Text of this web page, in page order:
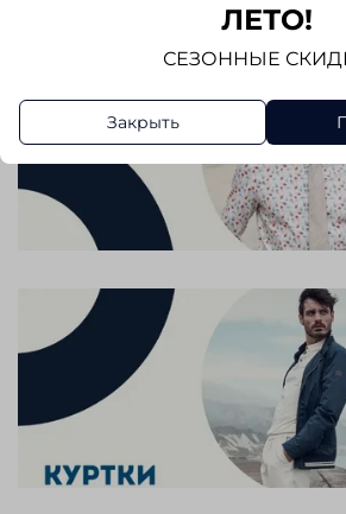
ЛЕТО!
СЕЗОННЫЕ
Закрыть